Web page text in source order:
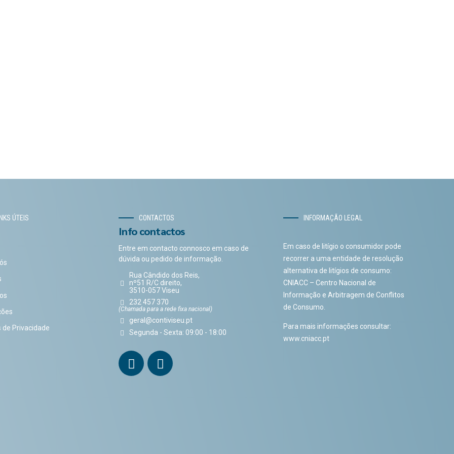
ÚTEIS
de Privacidade
CONTACTOS
Info contactos
Entre em contacto connosco em caso de
dúvida ou pedido de informação.
Rua Cândido dos Reis,
nº51 R/C direito,
3510-057 Viseu
232 457 370
(Chamada para a rede fixa nacional)
geral@contiviseu.pt
Segunda - Sexta: 09:00 - 18:00
INFORMAÇÃO LEGAL
Em caso de litígio o consumidor pode
recorrer a uma entidade de resolução
alternativa de litígios de consumo:
CNIACC – Centro Nacional de
Informação e Arbitragem de Conflitos
de Consumo.
Para mais informações consultar:
www.cniacc.pt